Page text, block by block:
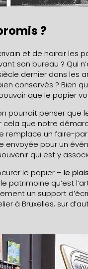
?
et de noircir les
son bureau ? Qui
dernier dans les
conservés ? Bien
que le papier
pourrait penser que
cela que notre
remplace un faire-
envoyée pour un
qui est y
le papier – le
patrimoine qu’est
un support
à Bruxelles, sur